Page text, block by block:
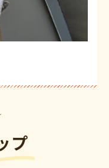
プ